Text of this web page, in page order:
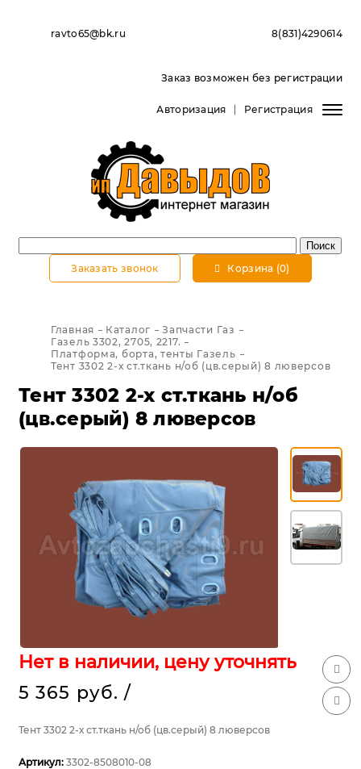
ravto65@bk.ru 8(831)4290614
Заказ возможен без регистрации
Авторизация Регистрация
Заказать звонок Корзина (0)
Главная Каталог
Запчасти Газ
Газель 3302, 2705, 2217.
Платформа, борта, тенты Газель
Тент 3302 2-х ст.ткань н/об (цв.серый) 8 люверсов
Тент 3302 2-х ст.ткань н/об
(цв.серый) 8 люверсов
Нет в наличии, цену уточнять
5 365 руб. /
Тент 3302 2-х ст.ткань н/об (цв.серый) 8 люверсов
Артикул: 3302-8508010-08